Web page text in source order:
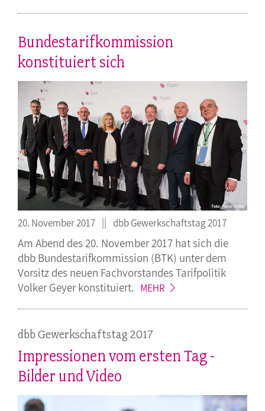
Bundestarifkommission
konstituiert sich
20. November 2017 dbb Gewerkschaftstag 2017
Am Abend des 20. November 2017 hat sich die
dbb Bundestarifkommission (BTK) unter dem
Vorsitz des neuen Fachvorstandes Tarifpolitik
Volker Geyerkonstituiert. MEHR
dbb Gewerkschaftstag 2017
Impressionen vom ersten Tag -
Bilder und Video